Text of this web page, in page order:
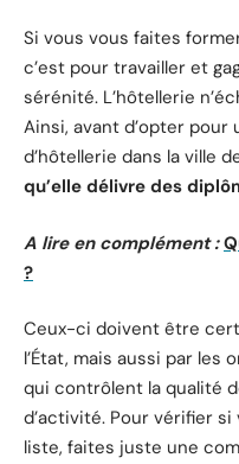
Si vous vous faites
c’est pour travailler et
sérénité. L’hôtellerie
Ainsi, avant d’opter
d’hôtellerie dans la ville
qu’elle délivre des
A lire en complément :
?
Ceux-ci doivent être
l’État, mais aussi par les
qui contrôlent la qualité
d’activité. Pour vérifier
liste, faites juste une